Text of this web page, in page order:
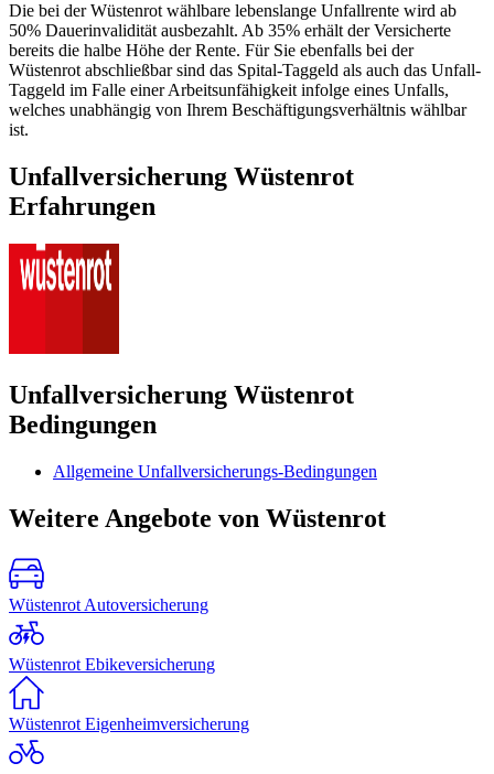
Die bei der Wüstenrot wählbare lebenslange Unfallrente wird ab
50% Dauerinvalidität ausbezahlt. Ab 35% erhält der Versicherte
bereits die halbe Höhe der Rente. Für Sie ebenfalls bei der
Wüstenrot abschließbar sind das Spital-Taggeld als auch das Unfall-
Taggeld im Falle einer Arbeitsunfähigkeit infolge eines Unfalls,
welches unabhängig von Ihrem Beschäftigungsverhältnis wählbar
ist.
Unfallversicherung Wüstenrot
Erfahrungen
Unfallversicherung Wüstenrot
Bedingungen
Allgemeine Unfallversicherungs-Bedingungen
Weitere Angebote von Wüstenrot
Wüstenrot Autoversicherung
Wüstenrot Ebikeversicherung
Wüstenrot Eigenheimversicherung